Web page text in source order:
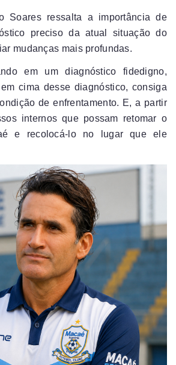
Soares ressalta a importância de
preciso da atual situação do
mudanças mais profundas.
em um diagnóstico fidedigno,
cima desse diagnóstico, consiga
de enfrentamento. E, a partir
internos que possam retomar o
e recolocá-lo no lugar que ele